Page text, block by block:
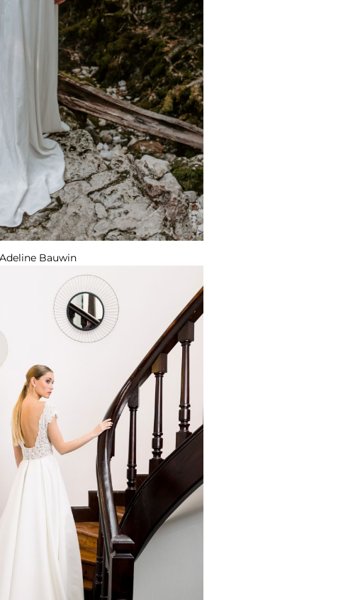
Adeline Bauwin